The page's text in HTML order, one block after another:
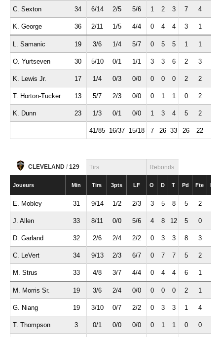
C. Sexton 34 6/14 2/5 5/6 1 2 3 7 4
K. George 36 2/11 1/5 4/4 0 4 4 3 1
L. Samanic 19 3/6 1/4 5/7 0 5 5 1 1
O. Yurtseven 30 5/10 0/1 1/1 3 3 6 2 3
K. Lewis Jr. 17 1/4 0/3 0/0 0 0 0 2 2
T. Horton-Tucker 13 5/7 2/3 0/0 0 1 1 0 2
K. Dunn 23 1/3 0/1 0/0 1 3 4 5 2
41/85 16/37 15/18 7 26 33 26 22
CLEVELAND / 129 Tirs Rebonds
Joueurs Min Tirs 3pts LF O D T Pd Fte
E. Mobley 31 9/14 1/2 2/3 3 5 8 5 2
J. Allen 33 8/11 0/0 5/6 4 8 12 5 0
D. Garland 32 2/6 2/4 2/2 0 3 3 8 3
C. LeVert 34 9/13 2/3 6/7 0 7 7 5 2
M. Strus 33 4/8 3/7 4/4 0 4 4 6 1
M. Morris Sr. 19 3/6 2/4 0/0 0 0 0 2 1
G. Niang 19 3/10 0/7 2/2 0 3 3 1 4
T. Thompson 3 0/1 0/0 0/0 0 1 1 0 0